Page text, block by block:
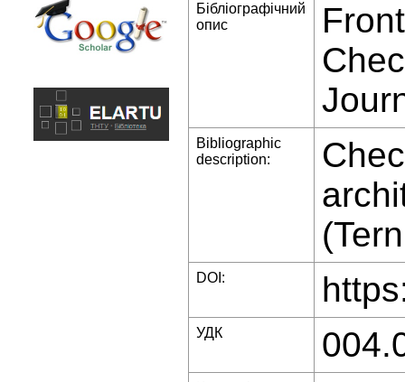
Бібліографічний
опис
Bibliographic
description:
DOI:
УДК